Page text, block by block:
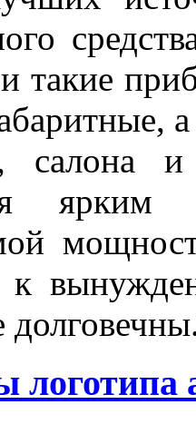
такие
салона
ярким
к
логотипа